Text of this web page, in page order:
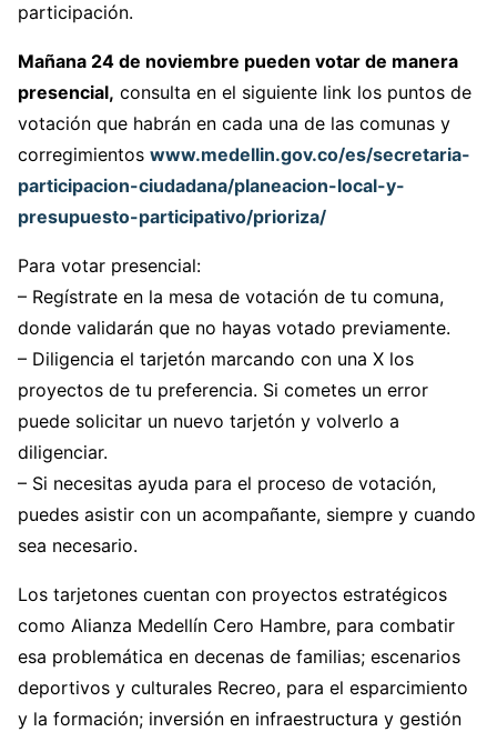
participación.
Mañana 24 de noviembre pueden votar de manera
presencial, consulta en el siguiente link los puntos de
votación que habrán en cada una de las comunas y
corregimientos www.medellin.gov.co/es/secretaria-
participacion-ciudadana/planeacion-local-y-
presupuesto-participativo/prioriza/
Para votar presencial:
– Regístrate en la mesa de votación de tu comuna,
donde validarán que no hayas votado previamente.
– Diligencia el tarjetón marcando con una X los
proyectos de tu preferencia. Si cometes un error
puede solicitar un nuevo tarjetón y volverlo a
diligenciar.
– Si necesitas ayuda para el proceso de votación,
puedes asistir con un acompañante, siempre y cuando
sea necesario.
Los tarjetones cuentan con proyectos estratégicos
como Alianza Medellín Cero Hambre, para combatir
esa problemática en decenas de familias; escenarios
deportivos y culturales Recreo, para el esparcimiento
y la formación; inversión en infraestructura y gestión